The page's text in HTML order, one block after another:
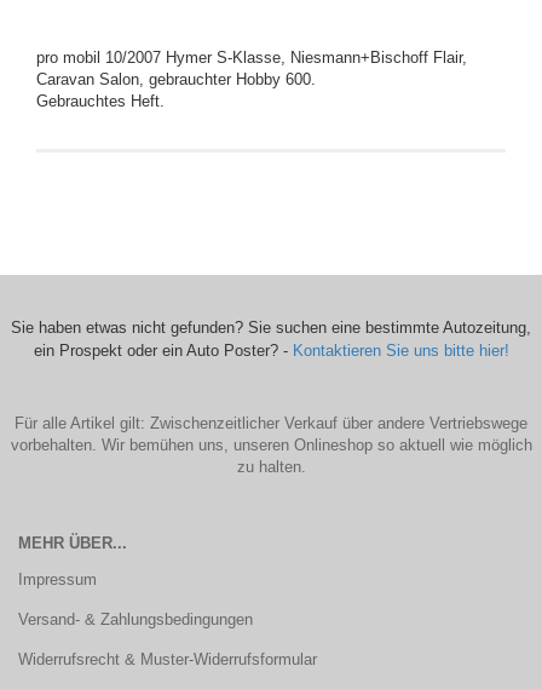
pro mobil 10/2007 Hymer S-Klasse, Niesmann+Bischoff Flair,
Caravan Salon, gebrauchter Hobby 600.
Gebrauchtes Heft.
Sie haben etwas nicht gefunden? Sie suchen eine bestimmte Autozeitung,
ein Prospekt oder ein Auto Poster? - Kontaktieren Sie uns bitte hier!
Für alle Artikel gilt: Zwischenzeitlicher Verkauf über andere Vertriebswege
vorbehalten. Wir bemühen uns, unseren Onlineshop so aktuell wie möglich
zu halten.
MEHR ÜBER...
Impressum
Versand- & Zahlungsbedingungen
Widerrufsrecht & Muster-Widerrufsformular